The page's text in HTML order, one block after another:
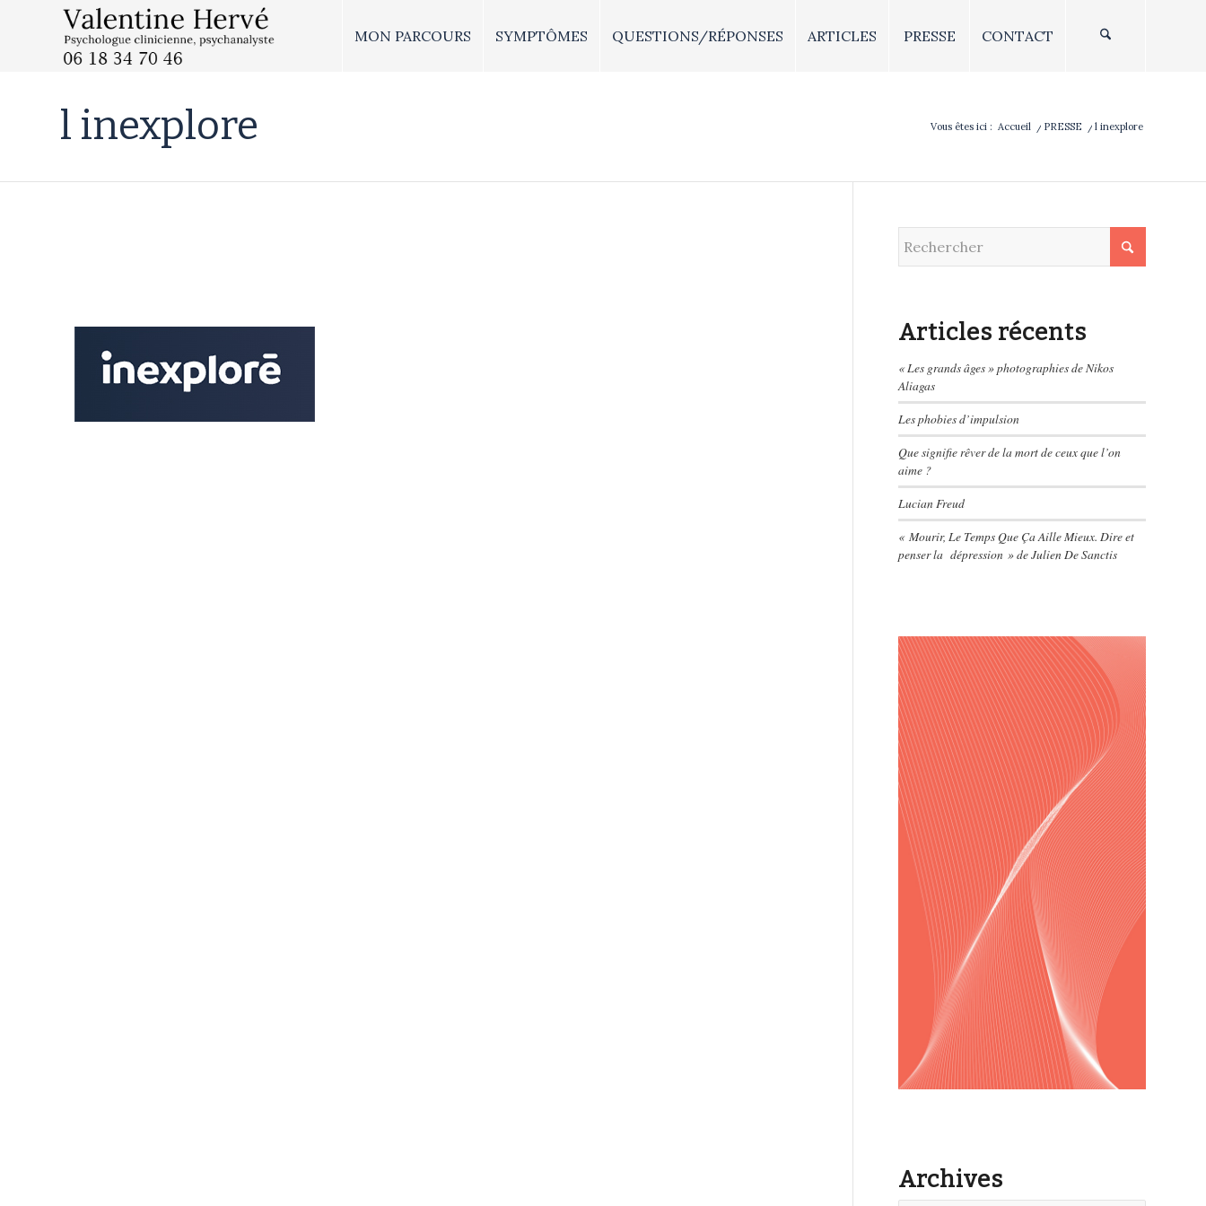
MON PARCOURS SYMPTÔMES QUESTIONS/RÉPONSES ARTICLES PRESSE CONTACT
l inexplore Vous êtes ici : Accueil / PRESSE / l inexplore
Articles récents
« Les grands âges » photographies de Nikos
Aliagas
Les phobies d’impulsion
Que signifie rêver de la mort de ceux que l’on
aime ?
Lucian Freud
« Mourir, Le Temps Que Ça Aille Mieux. Dire et
penser la dépression » de Julien De Sanctis
Archives